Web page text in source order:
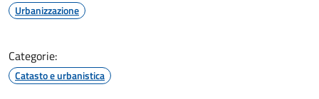
Urbanizzazione
Categorie:
Catasto e urbanistica